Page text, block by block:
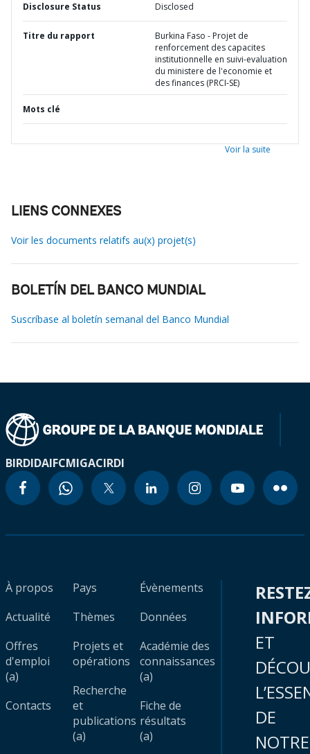
Disclosure Status Disclosed
Titre du rapport
Burkina Faso - Projet de
renforcement des capacites
institutionnelle en suivi-evaluation
du ministere de l'economie et
des finances (PRCI-SE)
Mots clé
Voir la suite
LIENS CONNEXES
Voir les documents relatifs au(x) projet(s)
BOLETÍN DEL BANCO MUNDIAL
Suscríbase al boletín semanal del Banco Mundial
BIRDIDAIFCMIGACIRDI
À propos
Actualité
Offres
d'emploi
(a)
Contacts
Pays
Thèmes
Projets et
opérations
Recherche
et
publications
(a)
Évènements
Données
Académie des
connaissances
(a)
Fiche de
résultats
(a)
ET
DE
NOTRE